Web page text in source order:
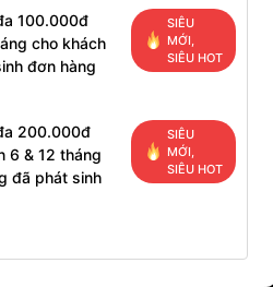
100.000đ
cho khách
đơn hàng
SIÊU
MỚI,
SIÊU HOT
200.000đ
6 & 12 tháng
đã phát sinh
SIÊU
MỚI,
SIÊU HOT